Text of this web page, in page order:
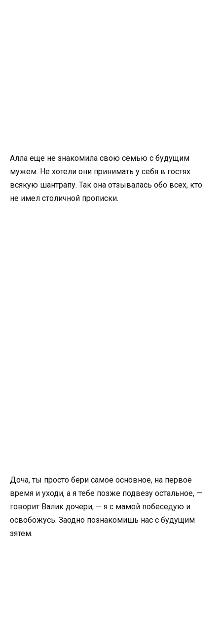
Алла еще не знакомила свою семью с будущим
мужем. Не хотели они принимать у себя в гостях
всякую шантрапу. Так она отзывалась обо всех, кто
не имел столичной прописки.
Доча, ты просто бери самое основное, на первое
время и уходи, а я тебе позже подвезу остальное, —
говорит Валик дочери, — я с мамой побеседую и
освобожусь. Заодно познакомишь нас с будущим
зятем.